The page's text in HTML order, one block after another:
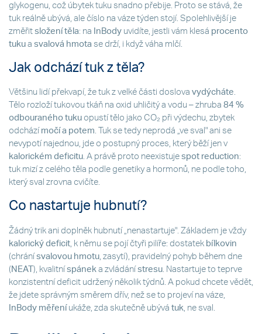
glykogenu, což úbytek tuku snadno přebije. Proto se stává, že
tuk reálně ubývá, ale číslo na váze týden stojí. Spolehlivější je
změřit složení těla: na InBody uvidíte, jestli vám klesá procento
tuku a svalová hmota se drží, i když váha mlčí.
Jak odchází tuk z těla?
Většinu lidí překvapí, že tuk z velké části doslova vydýcháte.
Tělo rozloží tukovou tkáň na oxid uhličitý a vodu – zhruba 84 %
odbouraného tuku opustí tělo jako CO₂ při výdechu, zbytek
odchází močí a potem. Tuk se tedy neprodá „ve sval" ani se
nevypotí najednou, jde o postupný proces, který běží jen v
kalorickém deficitu. A právě proto neexistuje spot reduction:
tuk mizí z celého těla podle genetiky a hormonů, ne podle toho,
který sval zrovna cvičíte.
Co nastartuje hubnutí?
Žádný trik ani doplněk hubnutí „nenastartuje". Základem je vždy
kalorický deficit, k němu se pojí čtyři pilíře: dostatek bílkovin
(chrání svalovou hmotu, zasytí), pravidelný pohyb během dne
( NEAT ), kvalitní spánek a zvládání stresu. Nastartuje to teprve
konzistentní deficit udržený několik týdnů. A pokud chcete vědět,
že jdete správným směrem dřív, než se to projeví na váze,
InBody měření ukáže, zda skutečně ubývá tuk, ne sval.